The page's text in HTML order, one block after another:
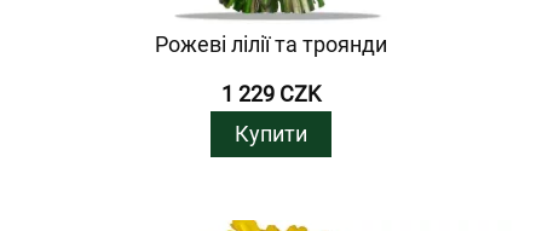
Рожеві лілії та троянди
1 229 CZK
Купити